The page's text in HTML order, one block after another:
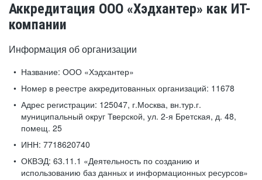
Аккредитация ООО «Хэдхантер» как ИТ-
компании
Информация об организации
Название: ООО «Хэдхантер»
Номер в реестре аккредитованных организаций: 11678
Адрес регистрации: 125047, г.Москва, вн.тур.г.
муниципальный округ Тверской, ул. 2-я Бретская, д. 48,
помещ. 25
ИНН: 7718620740
ОКВЭД: 63.11.1 «Деятельность по созданию и
использованию баз данных и информационных ресурсов»